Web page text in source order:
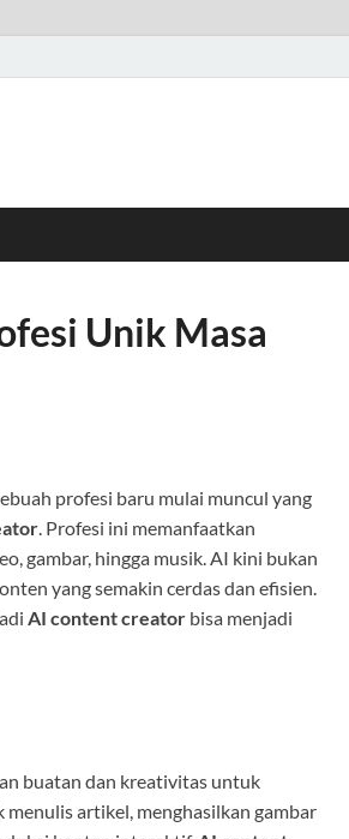
Unik Masa
profesi baru mulai muncul yang
. Profesi ini memanfaatkan
gambar, hingga musik. AI kini bukan
yang semakin cerdas dan efisien.
AI content creator bisa menjadi
buatan dan kreativitas untuk
artikel, menghasilkan gambar